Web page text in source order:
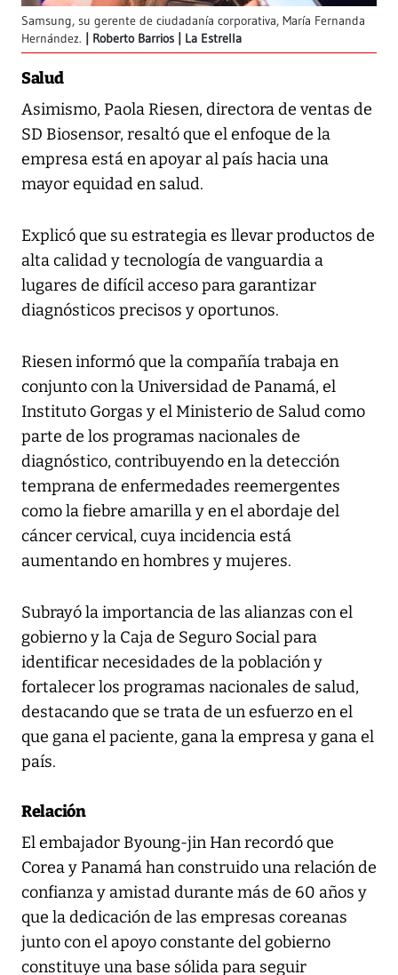
Samsung, su gerente de ciudadanía corporativa, María Fernanda
Hernández.
Roberto Barrios | La Estrella
Salud
Asimismo, Paola Riesen, directora de ventas de
SD Biosensor, resaltó que el enfoque de la
empresa está en apoyar al país hacia una
mayor equidad en salud.
Explicó que su estrategia es llevar productos de
alta calidad y tecnología de vanguardia a
lugares de difícil acceso para garantizar
diagnósticos precisos y oportunos.
Riesen informó que la compañía trabaja en
conjunto con la Universidad de Panamá, el
Instituto Gorgas y el Ministerio de Salud como
parte de los programas nacionales de
diagnóstico, contribuyendo en la detección
temprana de enfermedades reemergentes
como la fiebre amarilla y en el abordaje del
cáncer cervical, cuya incidencia está
aumentando en hombres y mujeres.
Subrayó la importancia de las alianzas con el
gobierno y la Caja de Seguro Social para
identificar necesidades de la población y
fortalecer los programas nacionales de salud,
destacando que se trata de un esfuerzo en el
que gana el paciente, gana la empresa y gana el
país.
Relación
El embajador Byoung-jin Han recordó que
Corea y Panamá han construido una relación de
confianza y amistad durante más de 60 años y
que la dedicación de las empresas coreanas
junto con el apoyo constante del gobierno
constituye una base sólida para seguir